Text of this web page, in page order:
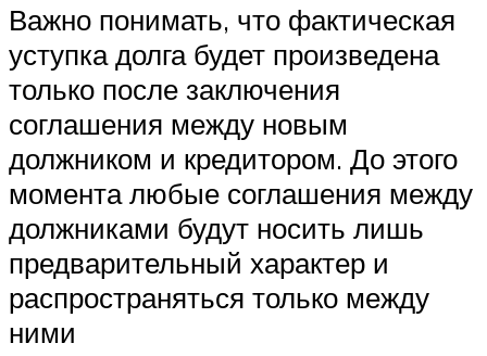
Важно понимать, что фактическая
уступка долга будет произведена
только после заключения
соглашения между новым
должником и кредитором. До этого
момента любые соглашения между
должниками будут носить лишь
предварительный характер и
распространяться только между
ними